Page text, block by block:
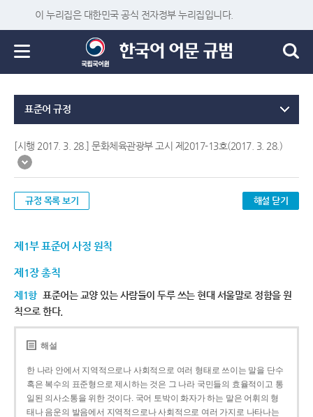
이 누리집은 대한민국 공식 전자정부 누리집입니다.
표준어 규정
[시행 2017. 3. 28.] 문화체육관광부 고시 제2017-13호(2017. 3. 28.)
규정 목록 보기 해설 닫기
제1부 표준어 사정 원칙
제1장 총칙
제1항 표준어는 교양 있는 사람들이 두루 쓰는 현대 서울말로 정함을 원
칙으로 한다.
해설
한 나라 안에서 지역적으로나 사회적으로 여러 형태로 쓰이는 말을 단수
혹은 복수의 표준형으로 제시하는 것은 그 나라 국민들의 효율적이고 통
일된 의사소통을 위한 것이다. 국어 토박이 화자가 하는 말은 어휘의 형
태나 음운의 발음에서 지역적으로나 사회적으로 여러 가지로 나타나는